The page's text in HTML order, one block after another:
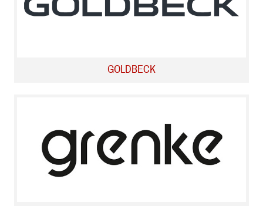
GOLDBECK